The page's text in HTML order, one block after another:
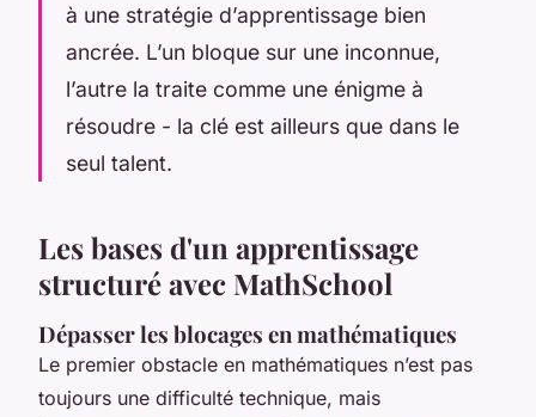
à une stratégie d’apprentissage bien
ancrée. L’un bloque sur une inconnue,
l’autre la traite comme une énigme à
résoudre - la clé est ailleurs que dans le
seul talent.
Les bases d'un apprentissage
structuré avec MathSchool
Dépasser les blocages en mathématiques
Le premier obstacle en mathématiques n’est pas
toujours une difficulté technique, mais